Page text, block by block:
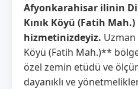
Afyonkarahisar ilinin
Kınık Köyü (Fatih
hizmetinizdeyiz. Uzman
Köyü (Fatih Mah.)**
özel zemin etüdü ve
dayanıklı ve